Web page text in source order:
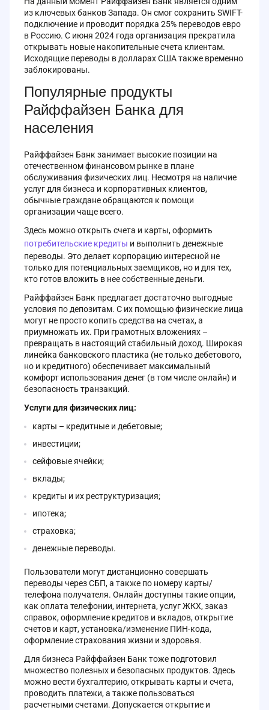
из ключевых банков Запада. Он смог сохранить SWIFT-
подключение и проводит порядка 25% переводов евро
в Россию. С июня 2024 года организация прекратила
открывать новые накопительные счета клиентам.
Исходящие переводы в долларах США также временно
заблокированы.
Популярные продукты
Райффайзен Банка для
населения
Райффайзен Банк занимает высокие позиции на
отечественном финансовом рынке в плане
обслуживания физических лиц. Несмотря на наличие
услуг для бизнеса и корпоративных клиентов,
обычные граждане обращаются к помощи
организации чаще всего.
Здесь можно открыть счета и карты, оформить
потребительские кредиты и выполнить денежные
переводы. Это делает корпорацию интересной не
только для потенциальных заемщиков, но и для тех,
кто готов вложить в нее собственные деньги.
Райффайзен Банк предлагает достаточно выгодные
условия по депозитам. С их помощью физические лица
могут не просто копить средства на счетах, а
приумножать их. При грамотных вложениях –
превращать в настоящий стабильный доход. Широкая
линейка банковского пластика (не только дебетового,
но и кредитного) обеспечивает максимальный
комфорт использования денег (в том числе онлайн) и
безопасность транзакций.
Услуги для физических лиц:
карты – кредитные и дебетовые;
инвестиции;
сейфовые ячейки;
вклады;
кредиты и их реструктуризация;
ипотека;
страховка;
денежные переводы.
Пользователи могут дистанционно совершать
переводы через СБП, а также по номеру карты/
телефона получателя. Онлайн доступны такие опции,
как оплата телефонии, интернета, услуг ЖКХ, заказ
справок, оформление кредитов и вкладов, открытие
счетов и карт, установка/изменение ПИН-кода,
оформление страхования жизни и здоровья.
Для бизнеса Райффайзен Банк тоже подготовил
множество полезных и безопасных продуктов. Здесь
можно вести бухгалтерию, открывать карты и счета,
проводить платежи, а также пользоваться
расчетными счетами. Допускается открытие и